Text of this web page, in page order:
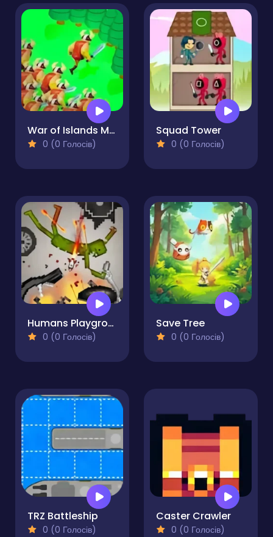
War of Islands Mine and Craft
0 (0 Голосів)
Squad Tower
0 (0 Голосів)
Humans Playground Sandbox
0 (0 Голосів)
Save Tree
0 (0 Голосів)
TRZ Battleship
0 (0 Голосів)
Caster Crawler
0 (0 Голосів)